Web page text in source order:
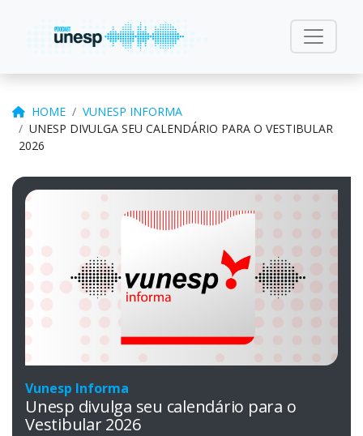
HOME
VUNESP INFORMA
UNESP DIVULGA SEU CALENDÁRIO PARA O VESTIBULAR
2026
Vunesp Informa
Unesp divulga seu calendário para o
Vestibular 2026